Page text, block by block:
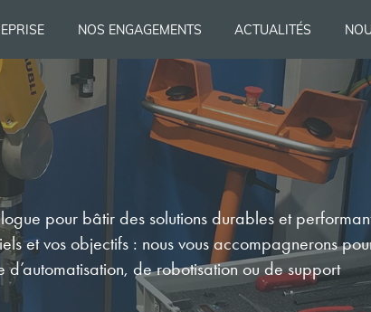
NOS ENGAGEMENTS ACTUALITÉS
pour bâtir des solutions durables et
et vos objectifs : nous vous accompagnerons
d’automatisation, de robotisation ou de support